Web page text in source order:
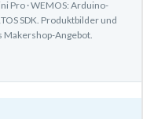
Pro · WEMOS: Arduino-
SDK. Produktbilder und
Makershop-Angebot.